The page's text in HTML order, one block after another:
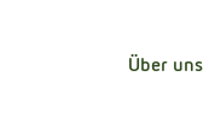
Über uns